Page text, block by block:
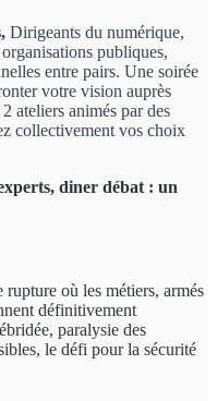
Dirigeants du numérique,
publiques,
entre pairs. Une soirée
votre vision auprès
ateliers animés par des
collectivement vos choix
diner débat : un
où les métiers, armés
définitivement
paralysie des
le défi pour la sécurité